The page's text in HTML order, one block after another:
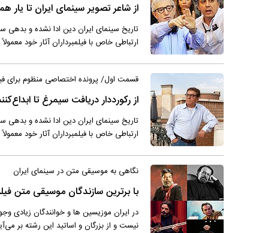
از شاعر تصویر سینمای ایران تا یار
تاریخ سینمای ایران دین ادا نشده و بدهی
ارتباطی خاص با فیلمبرداران آثار خود
قسمت اول/ پرونده اختصاصی منظوم برای
از رکورددار دریافت سیمرغ تا
تاریخ سینمای ایران دین ادا نشده و بدهی
ارتباطی خاص با فیلمبرداران آثار خود
نگاهی به موسیقی متن در سینمای ایران
با برترین سازندگان موسیقی متن
در ایران موزیسین ها و خوانندگان زیادی
نیست و از بزرگان و اساتید این رشته بر